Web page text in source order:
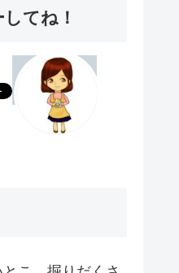
てね！